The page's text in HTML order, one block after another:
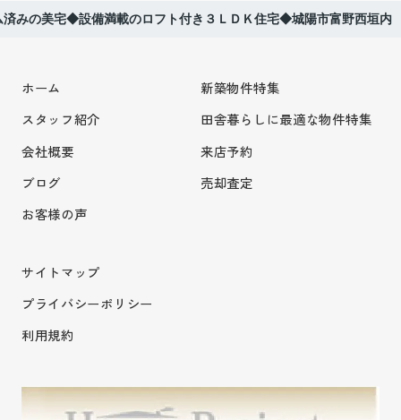
みの美宅◆設備満載のロフト付き３ＬＤＫ住宅◆城陽市富野西垣内
ホーム
スタッフ紹介
会社概要
ブログ
お客様の声
新築物件特集
田舎暮らしに最適な物件特集
来店予約
売却査定
サイトマップ
プライバシーポリシー
利用規約